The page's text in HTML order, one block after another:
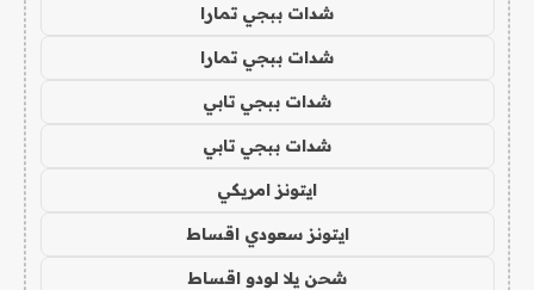
شدات ببجي تمارا
شدات ببجي تمارا
شدات ببجي تابي
شدات ببجي تابي
ايتونز امريكي
ايتونز سعودي اقساط
شحن يلا لودو اقساط